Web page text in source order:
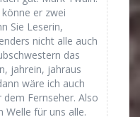
er zwei
Sie Leserin,
nicht alle auch
das
jahrein, jahraus
wäre ich auch
Fernseher. Also
Welle für uns alle.